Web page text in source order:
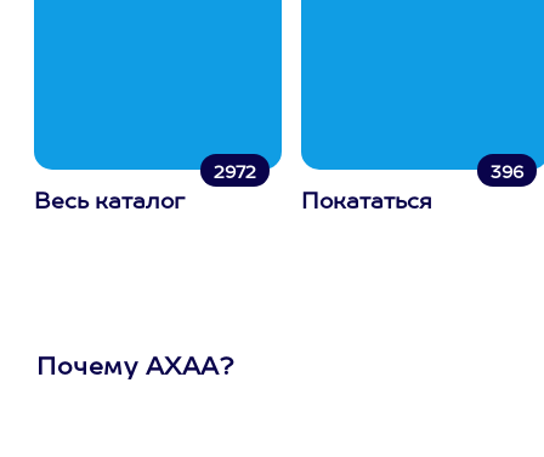
2972
Весь каталог
396
Покататься
Почему АХАА?